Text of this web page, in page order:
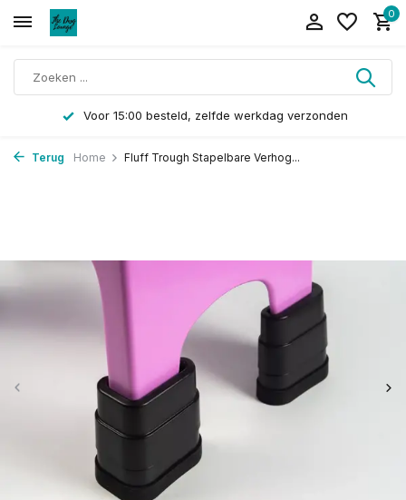
0
Voor 15:00 besteld, zelfde werkdag verzonden
Terug Home Fluff Trough Stapelbare Verhog...